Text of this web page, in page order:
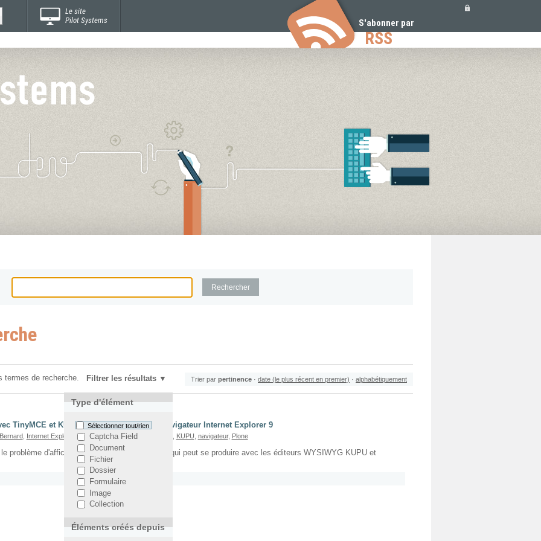
Le site
Pilot Systems
S'abonner par
RSS
termes de recherche. Filtrer les résultats
Type d'élément
Sélectionner tout/rien
Captcha Field
Document
Fichier
Dossier
Formulaire
Image
Collection
Éléments créés depuis
Trier par pertinence · date (le plus récent en premier) · alphabétiquement
TinyMCE et KUPU sous Plone 4 avec le navigateur Internet Explorer 9
, Internet Explorer 9,Plone 4, TinyMCE, KUPU navigateur, Plone
problème d'affichage sous Internet Explorer 9 qui peut se produire avec les éditeurs WYSIWYG KUPU et